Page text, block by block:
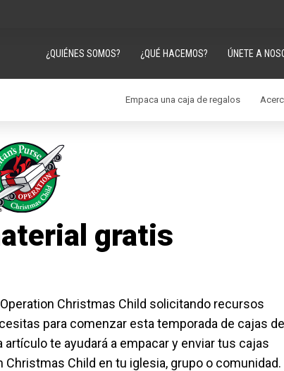
¿QUIÉNES SOMOS? ¿QUÉ HACEMOS? ÚNETE A
Empaca una caja de regalos
gratis
Christmas Child solicitando recursos
para comenzar esta temporada de cajas de
te ayudará a empacar y enviar tus cajas
Child en tu iglesia, grupo o comunidad.